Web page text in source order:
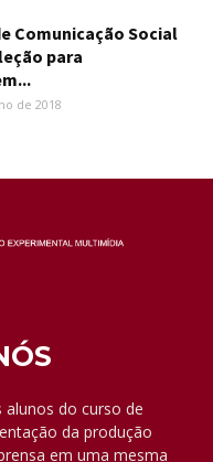
Comunicação Social
para
de 2018
do curso de
da produção
em uma mesma